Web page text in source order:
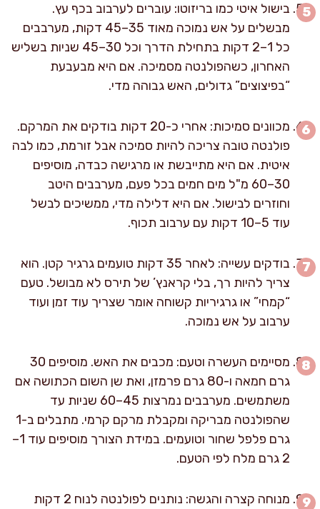
בישול איטי כמו בריזוטו: עוברים לערבוב בכף עץ.
מבשלים על אש נמוכה מאוד 35–45 דקות, מערבבים
כל 1–2 דקות בתחילת הדרך וכל 30–45 שניות בשליש
האחרון, כשהפולנטה מסמיכה. אם היא מבעבעת
“בפיצוצים” גדולים, האש גבוהה מדי.
מכוונים סמיכות: אחרי כ-20 דקות בודקים את המרקם.
פולנטה טובה צריכה להיות סמיכה אבל זורמת, כמו לבה
איטית. אם היא מתייבשת או מרגישה כבדה, מוסיפים
30–60 מ"ל מים חמים בכל פעם, מערבבים היטב
וחוזרים לבישול. אם היא דלילה מדי, ממשיכים לבשל
עוד 5–10 דקות עם ערבוב תכוף.
בודקים עשייה: לאחר 35 דקות טועמים גרגיר קטן. הוא
צריך להיות רך, בלי קראנץ’ של תירס לא מבושל. טעם
“קמחי” או גרגיריות קשוחה אומר שצריך עוד זמן ועוד
ערבוב על אש נמוכה.
מסיימים העשרה וטעם: מכבים את האש. מוסיפים 30
גרם חמאה ו-80 גרם פרמזן, ואת שן השום הכתושה אם
משתמשים. מערבבים נמרצות 45–60 שניות עד
שהפולנטה מבריקה ומקבלת מרקם קרמי. מתבלים ב-1
גרם פלפל שחור וטועמים. במידת הצורך מוסיפים עוד 1–
2 גרם מלח לפי הטעם.
מנוחה קצרה והגשה: נותנים לפולנטה לנוח 2 דקות